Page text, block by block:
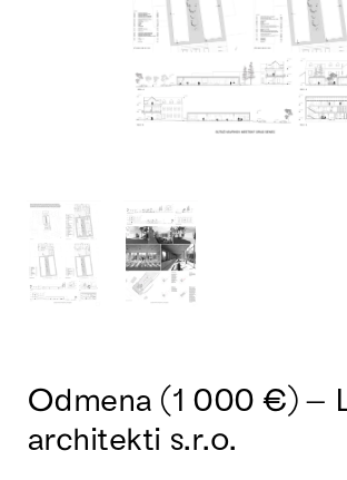
Odmena (1 000 €) –
architekti s.r.o.